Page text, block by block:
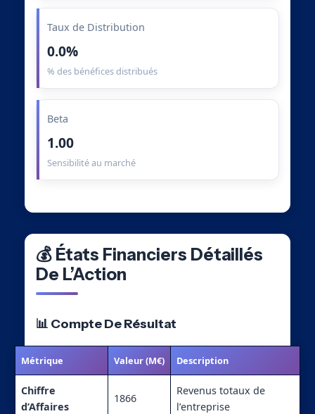
Taux de Distribution
0.0%
% des bénéfices distribués
Beta
1.00
Sensibilité au marché
💰 États Financiers Détaillés
De L’Action
📊 Compte De Résultat
Métrique Valeur (M€) Description
Chiffre
d’Affaires
1866
Revenus totaux de
l’entreprise